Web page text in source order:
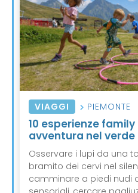
VIAGGI PIEMONTE
10 esperienze
avventura nel verde
Osservare i lupi da una
bramito dei cervi nel
camminare a piedi nudi